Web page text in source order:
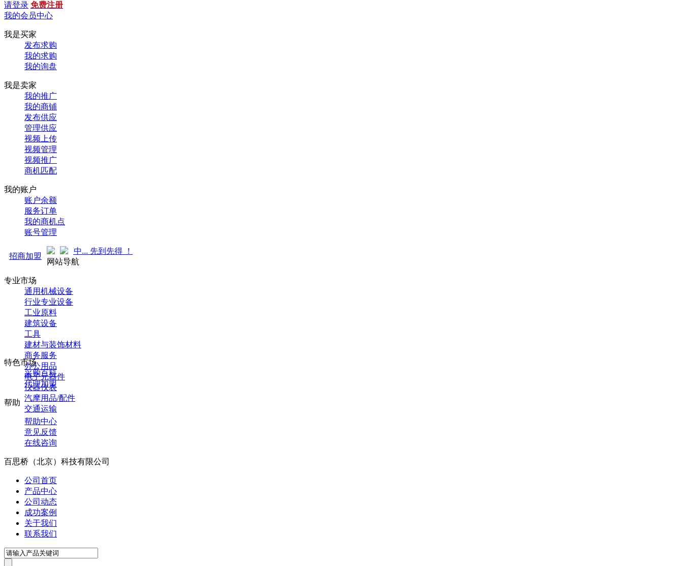
请登录 免费注册
我的会员中心
我是买家
发布求购
我的求购
我的询盘
我是卖家
我的推广
我的商铺
发布供应
管理供应
视频上传
视频管理
视频推广
商机匹配
我的账户
账户余额
服务订单
我的商机点
账号管理
招商加盟
袭！火热招商中... 先到先得 ！
网站导航
专业市场
通用机械设备
行业专业设备
工业原料
建筑设备
工具
建材与装饰材料
商务服务
办公用品
电子元器件
仪器仪表
汽摩用品/配件
交通运输
特色市场
采购百科
代理加盟
帮助
帮助中心
意见反馈
在线咨询
百思桥（北京）科技有限公司
公司首页
产品中心
公司动态
成功案例
关于我们
联系我们